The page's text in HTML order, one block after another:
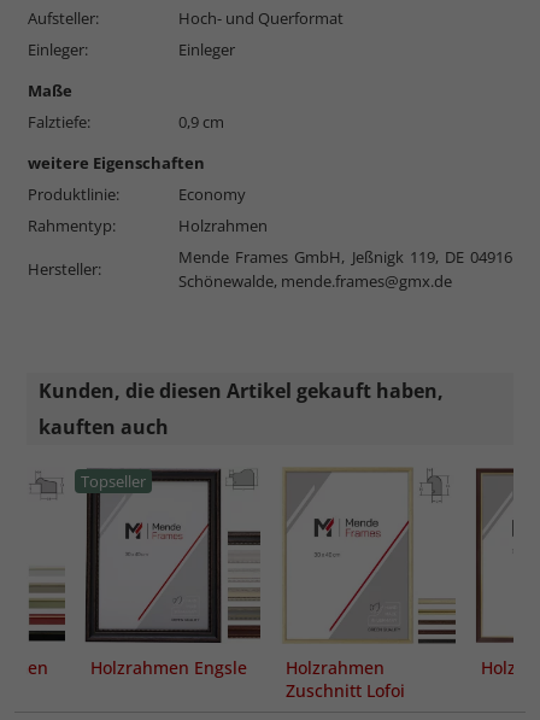
Aufsteller:
Hoch- und Querformat
Einleger:
Einleger
Maße
Falztiefe:
0,9 cm
weitere Eigenschaften
Produktlinie:
Economy
Rahmentyp:
Holzrahmen
Hersteller:
Mende Frames GmbH, Jeßnigk 119, DE 04916
Schönewalde, mende.frames@gmx.de
Kunden, die diesen Artikel gekauft haben,
kauften auch
Topseller
Holzrahmen Engsle
Holzrahmen
Zuschnitt Lofoi